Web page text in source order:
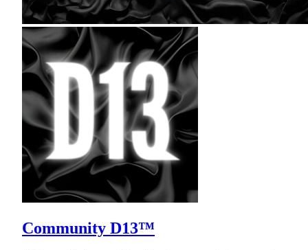
Community D13™